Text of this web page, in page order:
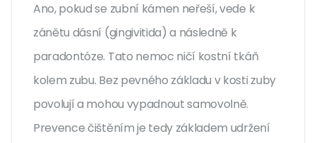
Ano, pokud se zubní kámen neřeší, vede k
zánětu dásní (gingivitida) a následně k
paradontóze. Tato nemoc ničí kostní tkáň
kolem zubu. Bez pevného základu v kosti zuby
povolují a mohou vypadnout samovolně.
Prevence čištěním je tedy základem udržení